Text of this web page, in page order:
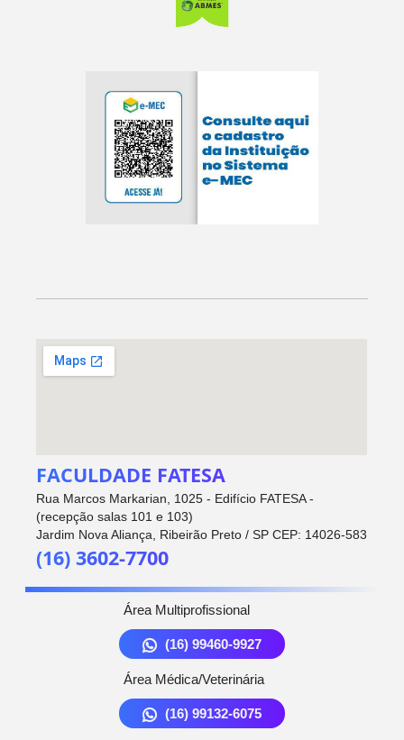
FACULDADE FATESA
Rua Marcos Markarian, 1025 - Edifício FATESA -
(recepção salas 101 e 103)
Jardim Nova Aliança, Ribeirão Preto / SP CEP: 14026-583
(16) 3602-7700
Área Multiprofissional
(16) 99460-9927
Área Médica/Veterinária
(16) 99132-6075